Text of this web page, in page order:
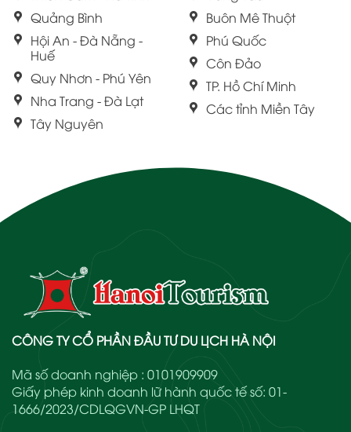
Quảng Bình
Hội An - Đà Nẵng -
Huế
Quy Nhơn - Phú Yên
Nha Trang - Đà Lạt
Tây Nguyên
Buôn Mê Thuột
Phú Quốc
Côn Đảo
TP. Hồ Chí Minh
Các tỉnh Miền Tây
CÔNG TY CỔ PHẦN ĐẦU TƯ DU LỊCH HÀ NỘI
Mã số doanh nghiệp : 0101909909
Giấy phép kinh doanh lữ hành quốc tế số: 01-
1666/2023/CDLQGVN-GP LHQT